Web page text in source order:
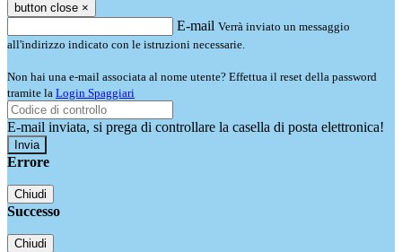
button close ×
E-mail Verrà inviato un messaggio
all'indirizzo indicato con le istruzioni necessarie.
Non hai una e-mail associata al nome utente? Effettua il reset della password
tramite la Login Spaggiari
E-mail inviata, si prega di controllare la casella di posta elettronica!
Errore
Chiudi
Successo
Chiudi